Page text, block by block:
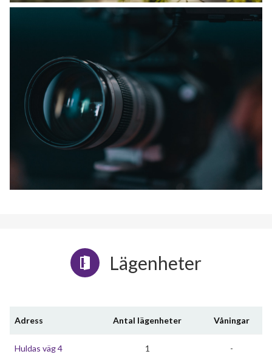
Lägenheter
Adress Antal lägenheter Våningar
Huldas väg 4 1 -